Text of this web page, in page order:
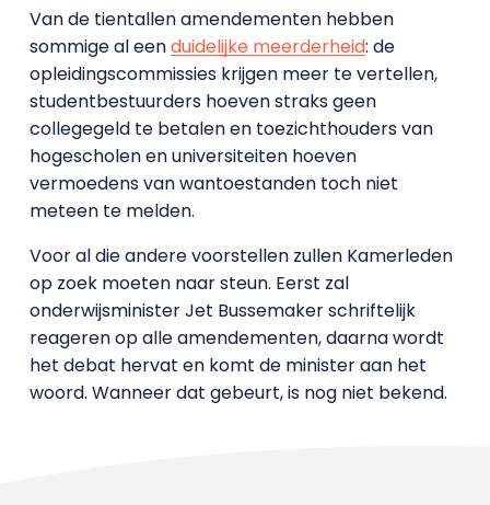
Van de tientallen amendementen hebben
sommige al eenduidelijke meerderheid: de
opleidingscommissies krijgen meer te vertellen,
studentbestuurders hoeven straks geen
collegegeld te betalen en toezichthouders van
hogescholen en universiteiten hoeven
vermoedens van wantoestanden toch niet
meteen te melden.
Voor al die andere voorstellen zullen Kamerleden
op zoek moeten naar steun. Eerst zal
onderwijsminister Jet Bussemaker schriftelijk
reageren op alle amendementen, daarna wordt
het debat hervat en komt de minister aan het
woord. Wanneer dat gebeurt, is nog niet bekend.